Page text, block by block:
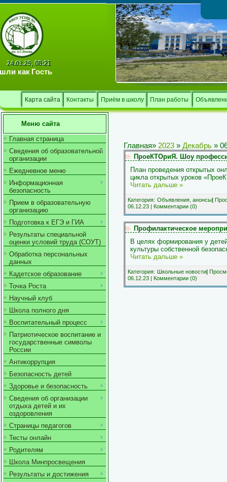
24.03.25, 08:21
как Гость
Карта сайта Контакты Приём в школу План работы
Меню сайта
Главная страница
Сведения об образовательной
организации
Ежедневное меню
Информационная
безопасность
Прием в образовательную
организацию
Подготовка к ЕГЭ и ГИА
Результаты специальной
оценки условий труда (СОУТ)
Обработка персональных
данных
Кадетское образование
Точка Роста
Научный клуб
Школа полного дня
Воспитательный процесс
Патриотическое воспитание и
государственные символы
России
Антикоррупция
Безопасность детей
Здоровье и безопасность
Сведения об организации
отдыха детей и их
оздоровления
Страницы педагогов
Тесты онлайн
Родителям
Школа Минпросвещения
Результаты и достижения
Главная» 2023 » Декабрь »
ПроеКТОриЯ. Шоу
План проведения открытых
цикла открытых уроков
Читать дальше »
Категория: Объявления, анонсы|
06.12.23 | Комментарии (0)
Профилактическое
В целях формирования у
культуры собственной
Читать дальше »
Категория: Школьные новости|
06.12.23 | Комментарии (0)